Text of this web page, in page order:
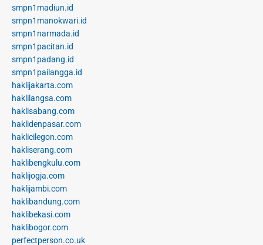
smpn1madiun.id
smpn1manokwari.id
smpn1narmada.id
smpn1pacitan.id
smpn1padang.id
smpn1pailangga.id
haklijakarta.com
haklilangsa.com
haklisabang.com
haklidenpasar.com
haklicilegon.com
hakliserang.com
haklibengkulu.com
haklijogja.com
haklijambi.com
haklibandung.com
haklibekasi.com
haklibogor.com
perfectperson.co.uk